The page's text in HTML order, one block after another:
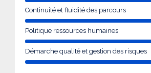
Continuité et fluidité des parcours
Politique ressources humaines
Démarche qualité et gestion des risques